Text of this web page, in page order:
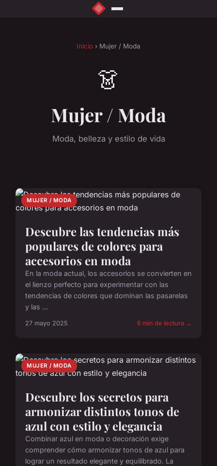
Inicio › Mujer / Moda
👗
Mujer / Moda
Moda, belleza y estilo de vida
MUJER / MODA
Descubre las tendencias más
populares de colores para
accesorios en moda
En la moda actual, los accesorios se convierten en
el lienzo perfecto para experimentar con las
tendencias de colores que dominan las pasarelas
y las ...
27 mayo 2025 6 min de lectura →
MUJER / MODA
Descubre los secretos para
armonizar distintos tonos de
azul con estilo y elegancia
Combinar azul en moda o decoración exige
comprender cómo armonizar tonos de azul para
lograr un resultado elegante y equilibrado. La